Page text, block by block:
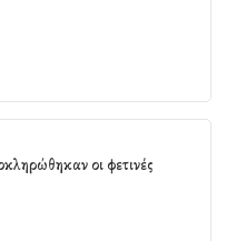
οι φετινές